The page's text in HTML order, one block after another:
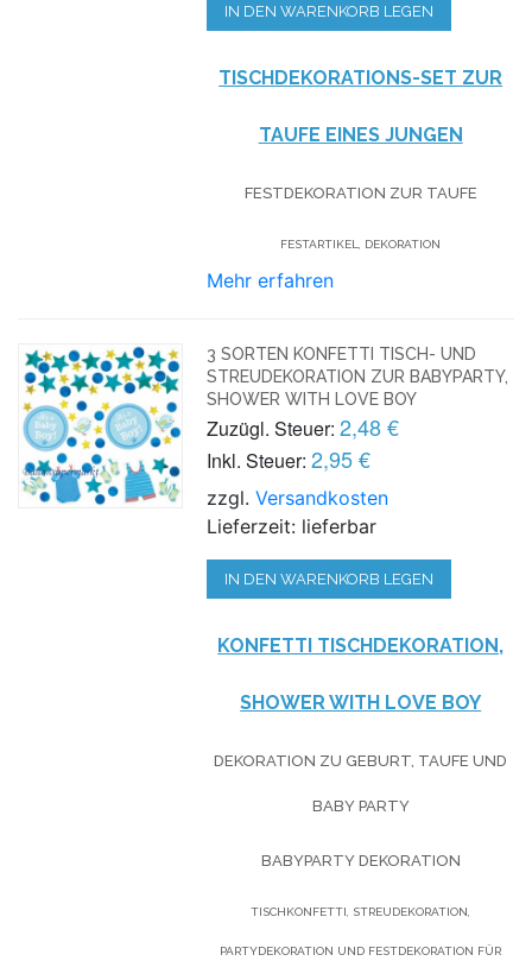
IN DEN WARENKORB LEGEN
TISCHDEKORATIONS-SET ZUR
TAUFE EINES JUNGEN
FESTDEKORATION ZUR TAUFE
FESTARTIKEL, DEKORATION
Mehr erfahren
3 SORTEN KONFETTI TISCH- UND
STREUDEKORATION ZUR BABYPARTY,
SHOWER WITH LOVE BOY
Zuzügl. Steuer: 2,48 €
Inkl. Steuer: 2,95 €
zzgl.Versandkosten
Lieferzeit: lieferbar
IN DEN WARENKORB LEGEN
KONFETTI TISCHDEKORATION,
SHOWER WITH LOVE BOY
DEKORATION ZU GEBURT, TAUFE UND
BABY PARTY
BABYPARTY DEKORATION
TISCHKONFETTI, STREUDEKORATION,
PARTYDEKORATION UND FESTDEKORATION FÜR